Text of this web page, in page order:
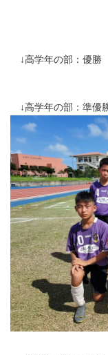
↓高学年の部：優勝
↓高学年の部：準優